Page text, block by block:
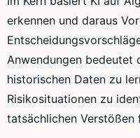
erkennen und daraus
Anwendungen bedeutet
historischen Daten zu
Risikosituationen zu
tatsächlichen Verstößen